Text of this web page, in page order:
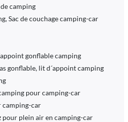
camping
Sac de couchage camping-car
gonflable camping
gonflable, lit d´appoint camping
pour camping-car
camping-car
pour plein air en camping-car